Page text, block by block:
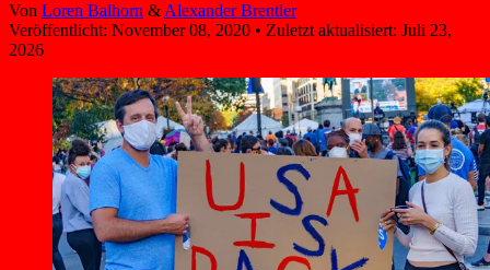
Von Loren Balhorn & Alexander Brentler
Veröffentlicht: November 08, 2020 • Zuletzt aktualisiert: Juli 23,
2026